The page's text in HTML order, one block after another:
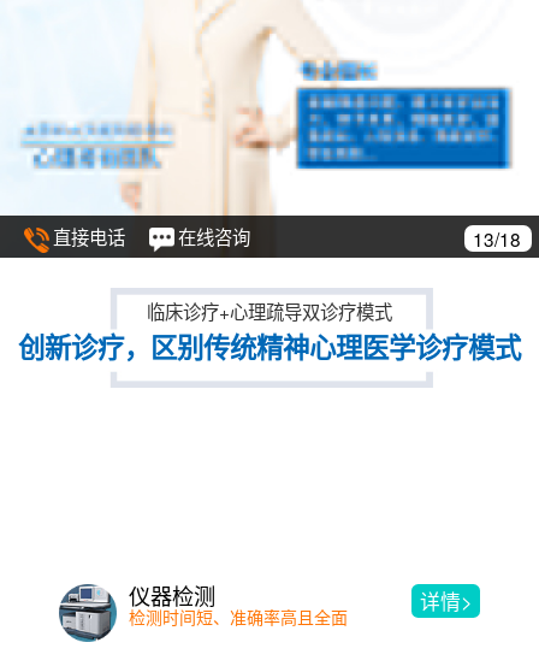
直接电话 在线咨询 14/18
临床诊疗+心理疏导双诊疗模式
创新诊疗，区别传统精神心理医学诊疗模式
精神分析疗法
洞见与自我了解 用诠释来消除冲突
详情>